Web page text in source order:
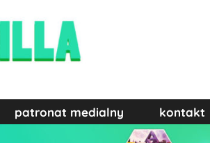
patronat medialny kontakt